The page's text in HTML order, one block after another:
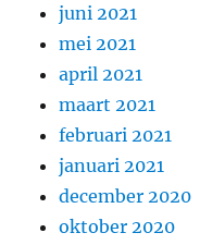
juni 2021
mei 2021
april 2021
maart 2021
februari 2021
januari 2021
december 2020
oktober 2020